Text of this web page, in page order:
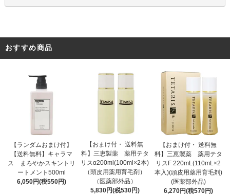
おすすめ商品
【ランダムおまけ付】
【送料無料】キャラマ
ス まろやかスキントリ
ートメント500ml
6,050円(税550円)
【おまけ付・ 送料無
料】三恵製薬 薬用テタ
リスα200ml(100ml×2本)
（頭皮用薬用育毛剤）
（医薬部外品）
5,830円(税530円)
【おまけ付・ 送料無
料】三恵製薬 薬用テタ
リスF 220mL(110mL×2
本入)(頭皮用薬用育毛剤)
(医薬部外品)
6,270円(税570円)